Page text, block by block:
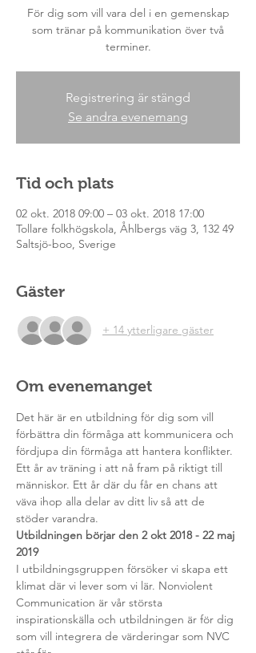
För dig som vill vara del i en gemenskap
som tränar på kommunikation över två
terminer.
Registrering är stängd
Se andra evenemang
Tid och plats
02 okt. 2018 09:00 – 03 okt. 2018 17:00
Tollare folkhögskola, Åhlbergs väg 3, 132 49
Saltsjö-boo, Sverige
Gäster
+ 14 ytterligare gäster
Om evenemanget
Det här är en utbildning för dig som vill
förbättra din förmåga att kommunicera och
fördjupa din förmåga att hantera konflikter.
Ett år av träning i att nå fram på riktigt till
människor. Ett år där du får en chans att
väva ihop alla delar av ditt liv så att de
stöder varandra.
Utbildningen börjar den 2 okt 2018 - 22 maj
2019
I utbildningsgruppen försöker vi skapa ett
klimat där vi lever som vi lär. Nonviolent
Communication är vår största
inspirationskälla och utbildningen är för dig
som vill integrera de värderingar som NVC